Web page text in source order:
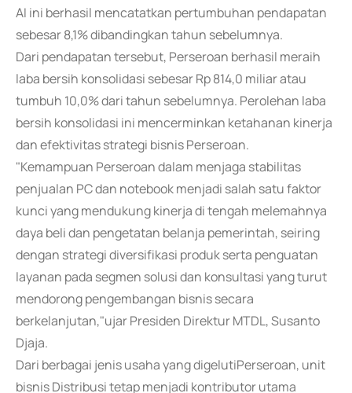
AI ini berhasil mencatatkan pertumbuhan pendapatan
sebesar 8,1% dibandingkan tahun sebelumnya.
Dari pendapatan tersebut, Perseroan berhasil meraih
laba bersih konsolidasi sebesar Rp 814,0 miliar atau
tumbuh 10,0% dari tahun sebelumnya. Perolehan laba
bersih konsolidasi ini mencerminkan ketahanan kinerja
dan efektivitas strategi bisnis Perseroan.
"Kemampuan Perseroan dalam menjaga stabilitas
penjualan PC dan notebook menjadi salah satu faktor
kunci yang mendukung kinerja di tengah melemahnya
daya beli dan pengetatan belanja pemerintah, seiring
dengan strategi diversifikasi produk serta penguatan
layanan pada segmen solusi dan konsultasi yang turut
mendorong pengembangan bisnis secara
berkelanjutan,"ujar Presiden Direktur MTDL, Susanto
Djaja.
Dari berbagai jenis usaha yang digelutiPerseroan, unit
bisnis Distribusi tetap menjadi kontributor utama